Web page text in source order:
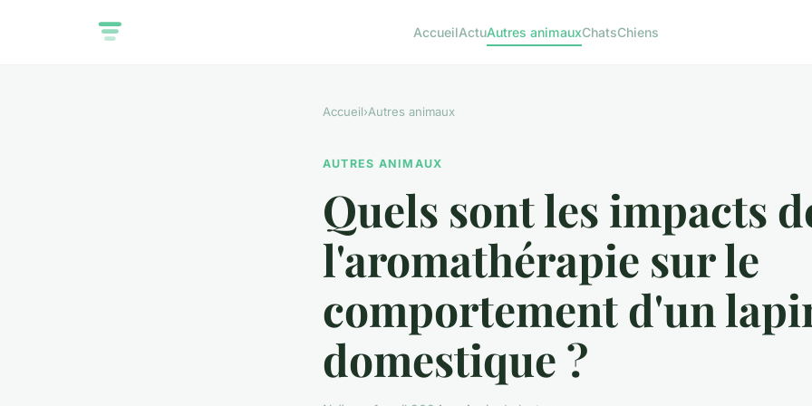
AccueilActuAutres animauxChatsChiens
Accueil›Autres animaux
AUTRES ANIMAUX
Quels sont les impacts
l'aromathérapie sur le
comportement d'un
domestique ?